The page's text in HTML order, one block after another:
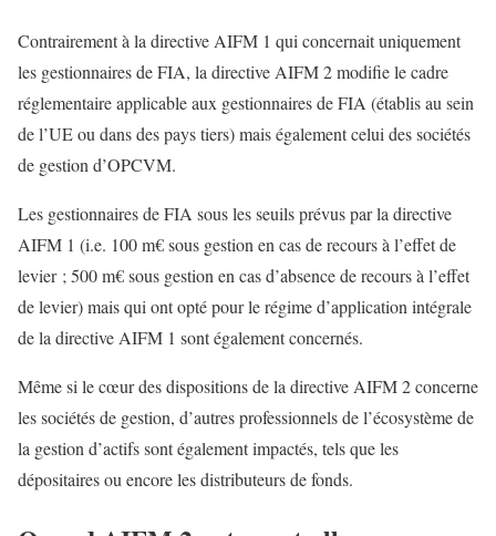
Contrairement à la directive AIFM 1 qui concernait uniquement
les gestionnaires de FIA, la directive AIFM 2 modifie le cadre
réglementaire applicable aux gestionnaires de FIA (établis au sein
de l’UE ou dans des pays tiers) mais également celui des sociétés
de gestion d’OPCVM.
Les gestionnaires de FIA sous les seuils prévus par la directive
AIFM 1 (i.e. 100 m€ sous gestion en cas de recours à l’effet de
levier ; 500 m€ sous gestion en cas d’absence de recours à l’effet
de levier) mais qui ont opté pour le régime d’application intégrale
de la directive AIFM 1 sont également concernés.
Même si le cœur des dispositions de la directive AIFM 2 concerne
les sociétés de gestion, d’autres professionnels de l’écosystème de
la gestion d’actifs sont également impactés, tels que les
dépositaires ou encore les distributeurs de fonds.